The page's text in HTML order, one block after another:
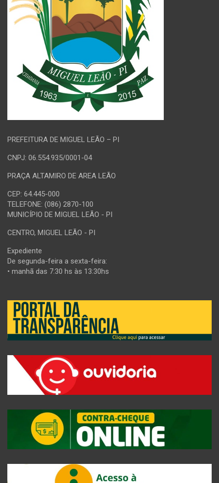
PREFEITURA DE MIGUEL LEÃO – PI
CNPJ: 06.554.935/0001-04
PRAÇA ALTAMIRO DE AREA LEÃO
CEP: 64.445-000
TELEFONE: (086) 2870-100
MUNICÍPIO DE MIGUEL LEÃO - PI
CENTRO, MIGUEL LEÃO - PI
Expediente
De segunda-feira a sexta-feira:
• manhã das 7:30 hs às 13:30hs